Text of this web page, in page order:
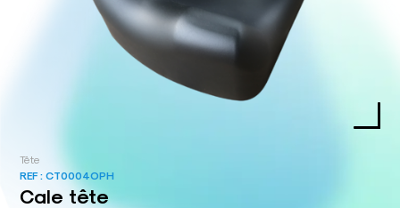
Tête
REF :CT0004OPH
Cale tête